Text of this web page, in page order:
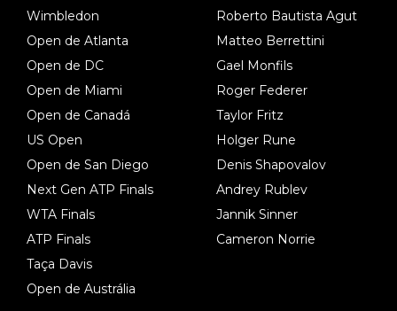
Wimbledon
Open de Atlanta
Open de DC
Open de Miami
Open de Canadá
US Open
Open de San Diego
Next Gen ATP Finals
WTA Finals
ATP Finals
Taça Davis
Open de Austrália
Roberto Bautista Agut
Matteo Berrettini
Gael Monfils
Roger Federer
Taylor Fritz
Holger Rune
Denis Shapovalov
Andrey Rublev
Jannik Sinner
Cameron Norrie